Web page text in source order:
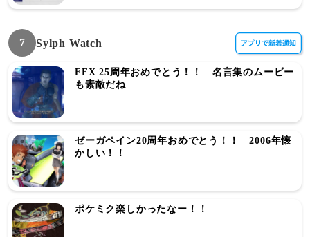
7 Sylph Watch
FFX 25周年おめでとう！！ 名言集のムービー
も素敵だね
ゼーガペイン20周年おめでとう！！ 2006年懐
かしい！！
ポケミク楽しかったなー！！